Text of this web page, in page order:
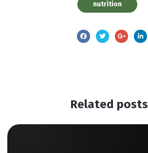
nutrition
Related posts